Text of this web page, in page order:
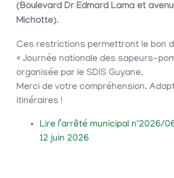
(Boulevard Dr Edmard Lama et
Michotte).
Ces restrictions permettront le bon
« Journée nationale des sapeurs-
organisée par le SDIS Guyane.
Merci de votre compréhension.
itinéraires !
Lire l’arrêté municipal n°2026/
12 juin 2026